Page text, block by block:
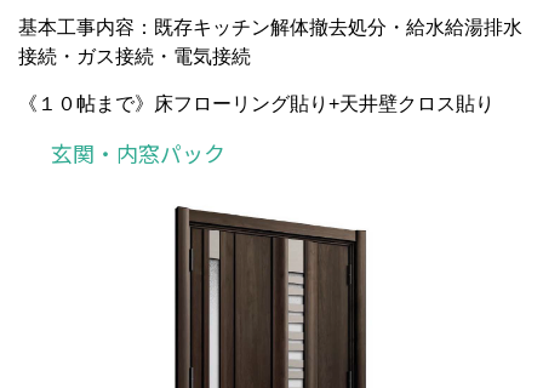
基本工事内容：既存キッチン解体撤去処分・給水給湯排水
接続・ガス接続・電気接続
《１０帖まで》床フローリング貼り+天井壁クロス貼り
玄関・内窓パック